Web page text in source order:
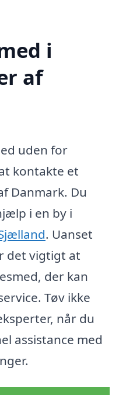
i
af
uden for
kontakte et
Danmark. Du
i en by i
. Uanset
det vigtigt at
der kan
Tøv ikke
når du
assistance med